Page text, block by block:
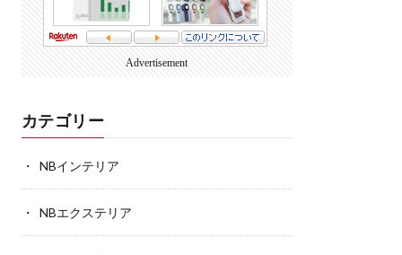
Advertisement
カテゴリー
NBインテリア
NBエクステリア